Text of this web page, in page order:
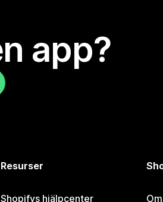
app?
Resurser
Shopifys hjälpcenter Om